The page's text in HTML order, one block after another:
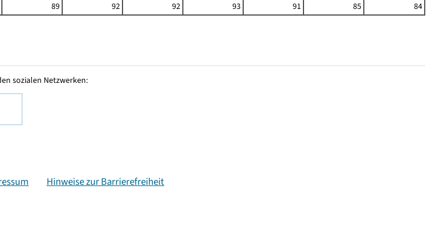
89 92 92 93 91 85 84
sozialen Netzwerken:
Hinweise zur Barrierefreiheit